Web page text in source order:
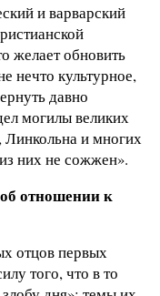
и варварский
желает обновить
нечто культурное,
давно
могилы великих
Линкольна и многих
них не сожжен».
отношении к
отцов первых
того, что в то